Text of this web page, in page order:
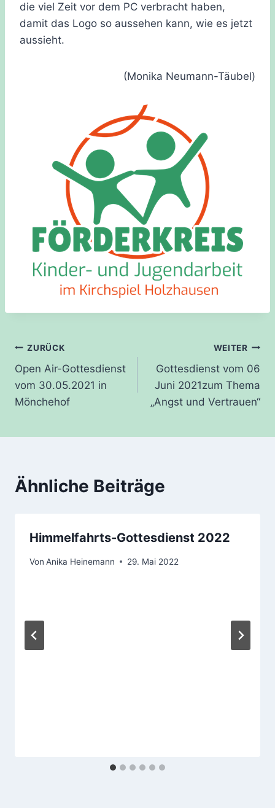
die viel Zeit vor dem PC verbracht haben,
damit das Logo so aussehen kann, wie es jetzt
aussieht.
(Monika Neumann-Täubel)
Beitragsnavigation
ZURÜCK
Open Air-Gottesdienst
vom 30.05.2021 in
Mönchehof
WEITER
Gottesdienst vom 06
Juni 2021zum Thema
„Angst und Vertrauen“
Ähnliche Beiträge
Himmelfahrts-Gottesdienst 2022
Von Anika Heinemann 29. Mai 2022